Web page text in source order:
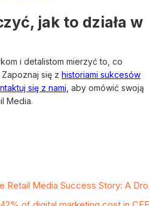
jak to działa w
i detalistom mierzyć to, co
się z historiami sukcesów
się z nami, aby omówić swoją
Media.
Retail Media Success Story: A Dro